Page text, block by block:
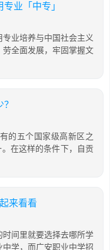
业「中专」
业培养与中国社会主义
全面发展，牢固掌握文
的五个国家级高新区之
在这样的条件下，自贡
来看看
间里就要选择去哪所学
学，而广安职业中学招